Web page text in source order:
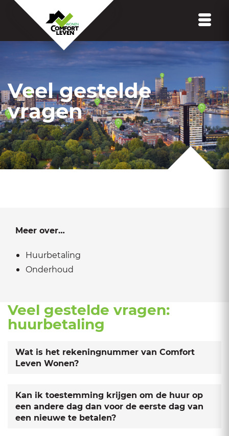
Veel gestelde
vragen
Meer over…
Huurbetaling
Onderhoud
Veel gestelde vragen:
huurbetaling
Wat is het rekeningnummer van Comfort
Leven Wonen?
Kan ik toestemming krijgen om de huur op
een andere dag dan voor de eerste dag van
een nieuwe te betalen?